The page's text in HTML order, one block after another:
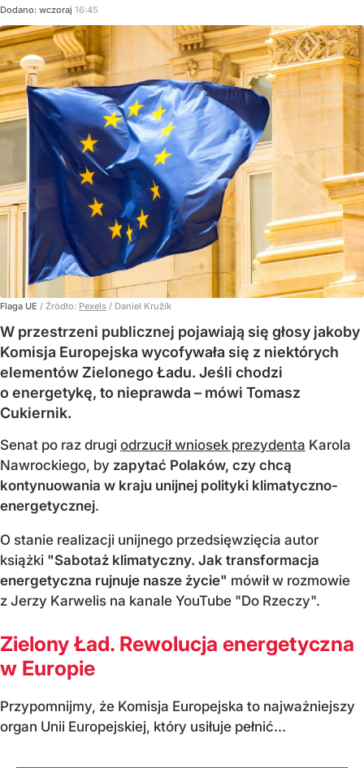
Dodano: wczoraj 16:45
Flaga UE / Źródło: Pexels / Daniel Kružík
W przestrzeni publicznej pojawiają się głosy jakoby
Komisja Europejska wycofywała się z niektórych
elementów Zielonego Ładu. Jeśli chodzi
o energetykę, to nieprawda – mówi Tomasz
Cukiernik.
Senat po raz drugi odrzucił wniosek prezydenta Karola
Nawrockiego, by zapytać Polaków, czy chcą
kontynuowania w kraju unijnej polityki klimatyczno-
energetycznej.
O stanie realizacji unijnego przedsięwzięcia autor
książki "Sabotaż klimatyczny. Jak transformacja
energetyczna rujnuje nasze życie" mówił w rozmowie
z Jerzy Karwelis na kanale YouTube "Do Rzeczy".
Zielony Ład. Rewolucja energetyczna
w Europie
Przypomnijmy, że Komisja Europejska to najważniejszy
organ Unii Europejskiej, który usiłuje pełnić...